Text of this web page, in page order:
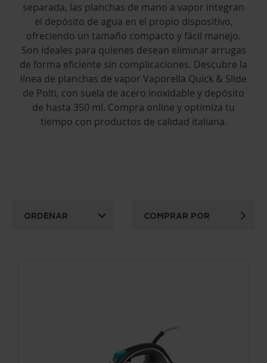
separada, las planchas de mano a vapor integran
el depósito de agua en el propio dispositivo,
ofreciendo un tamaño compacto y fácil manejo.
Son ideales para quienes desean eliminar arrugas
de forma eficiente sin complicaciones. Descubre la
línea de planchas de vapor Vaporella Quick & Slide
de Polti, con suela de acero inoxidable y depósito
de hasta 350 ml. Compra online y optimiza tu
tiempo con productos de calidad italiana.
ORDENAR COMPRAR POR